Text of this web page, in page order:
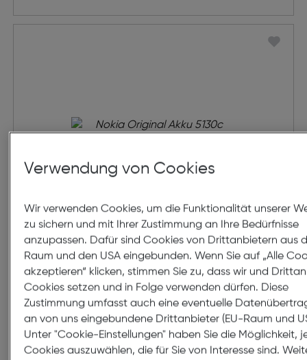
Nokia Original Akku 5130c
1.020mAh
€ 35,99
in den Warenkorb
Verwendung von Cookies
Wir verwenden Cookies, um die Funktionalität unserer
zu sichern und mit Ihrer Zustimmung an Ihre Bedürfnisse
anzupassen. Dafür sind Cookies von Drittanbietern aus
Raum und den USA eingebunden. Wenn Sie auf „Alle
akzeptieren“ klicken, stimmen Sie zu, dass wir und
Cookies setzen und in Folge verwenden dürfen. Diese
Zustimmung umfasst auch eine eventuelle
an von uns eingebundene Drittanbieter (EU-Raum und
Unter "Cookie-Einstellungen" haben Sie die Möglichkeit,
Cookies auszuwählen, die für Sie von Interesse sind.